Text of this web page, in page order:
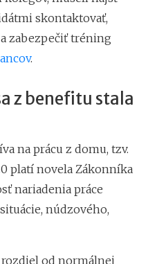
skontaktovať,
zabezpečiť tréning
.
z benefitu stala
na prácu z domu, tzv.
platí novela Zákonníka
nariadenia práce
núdzového,
od normálnej